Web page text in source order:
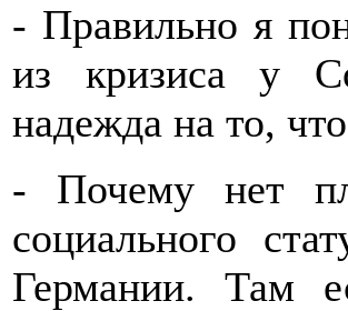
- Правильно я
из кризиса у
надежда на то,
- Почему нет
социального
Германии. Там